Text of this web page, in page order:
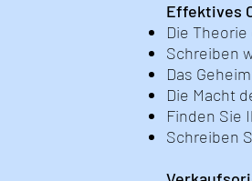
Effektives
Die
Schreiben
Das
Die Macht
Finden Sie
Schreiben